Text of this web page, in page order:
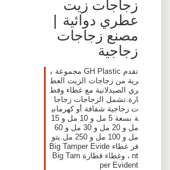
زجاجات زيت
عطري دوائية |
مصنع زجاجات
زجاجية
تقدم GH Plastic مجموعة ب
رية من زجاجات الزيت العط
ري الصيدلانية مع غطاء وقط
ارة.تشمل الزجاجات زجاجا
ت زجاجية شفافة أو كهرماني
ة بسعة 5 مل و 10 مل و 15
مل و 20 مل و 30 مل و 60
مل و 100 مل و 250 مل.يتو
فر غطاء Big Tamper Evide
nt ، وغطاء قطارة Big Tam
per Evident